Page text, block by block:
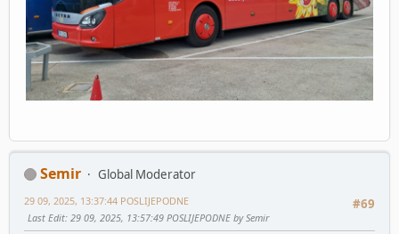
Semir
Global Moderator
#69
29 09, 2025, 13:37:44 POSLIJEPODNE
Last Edit: 29 09, 2025, 13:57:49 POSLIJEPODNE by Semir